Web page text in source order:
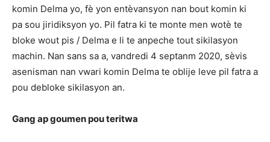
komin Delma yo, fè yon entèvansyon nan bout komin ki
pa sou jiridiksyon yo. Pil fatra ki te monte men wotè te
bloke wout pis / Delma e li te anpeche tout sikilasyon
machin. Nan sans sa a, vandredi 4 septanm 2020, sèvis
asenisman nan vwari komin Delma te oblije leve pil fatra a
pou debloke sikilasyon an.
Gang ap goumen pou teritwa